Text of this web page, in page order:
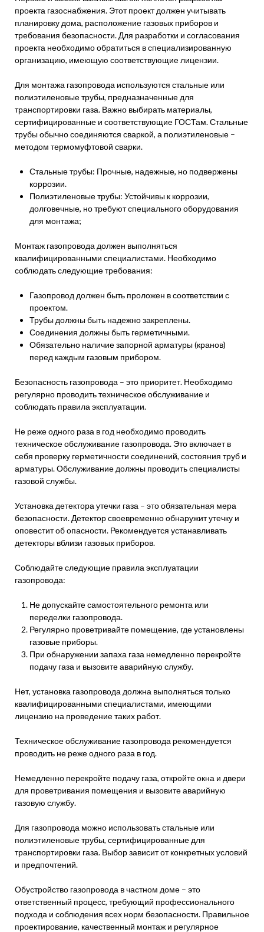
проекта газоснабжения. Этот проект должен учитывать
планировку дома, расположение газовых приборов и
требования безопасности. Для разработки и согласования
проекта необходимо обратиться в специализированную
организацию, имеющую соответствующие лицензии.
Для монтажа газопровода используются стальные или
полиэтиленовые трубы, предназначенные для
транспортировки газа. Важно выбирать материалы,
сертифицированные и соответствующие ГОСТам. Стальные
трубы обычно соединяются сваркой, а полиэтиленовые –
методом термомуфтовой сварки.
Стальные трубы: Прочные, надежные, но подвержены
коррозии.
Полиэтиленовые трубы: Устойчивы к коррозии,
долговечные, но требуют специального оборудования
для монтажа;
Монтаж газопровода должен выполняться
квалифицированными специалистами. Необходимо
соблюдать следующие требования:
Газопровод должен быть проложен в соответствии с
проектом.
Трубы должны быть надежно закреплены.
Соединения должны быть герметичными.
Обязательно наличие запорной арматуры (кранов)
перед каждым газовым прибором.
Безопасность газопровода – это приоритет. Необходимо
регулярно проводить техническое обслуживание и
соблюдать правила эксплуатации.
Не реже одного раза в год необходимо проводить
техническое обслуживание газопровода. Это включает в
себя проверку герметичности соединений, состояния труб и
арматуры. Обслуживание должны проводить специалисты
газовой службы.
Установка детектора утечки газа – это обязательная мера
безопасности. Детектор своевременно обнаружит утечку и
оповестит об опасности. Рекомендуется устанавливать
детекторы вблизи газовых приборов.
Соблюдайте следующие правила эксплуатации
газопровода:
Не допускайте самостоятельного ремонта или
переделки газопровода.
Регулярно проветривайте помещение, где установлены
газовые приборы.
При обнаружении запаха газа немедленно перекройте
подачу газа и вызовите аварийную службу.
Нет, установка газопровода должна выполняться только
квалифицированными специалистами, имеющими
лицензию на проведение таких работ.
Техническое обслуживание газопровода рекомендуется
проводить не реже одного раза в год.
Немедленно перекройте подачу газа, откройте окна и двери
для проветривания помещения и вызовите аварийную
газовую службу.
Для газопровода можно использовать стальные или
полиэтиленовые трубы, сертифицированные для
транспортировки газа. Выбор зависит от конкретных условий
и предпочтений.
Обустройство газопровода в частном доме – это
ответственный процесс, требующий профессионального
подхода и соблюдения всех норм безопасности. Правильное
проектирование, качественный монтаж и регулярное